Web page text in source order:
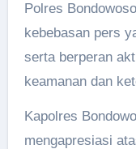
Polres
kebebasan pers
serta berperan
keamanan dan
Kapolres
mengapresiasi